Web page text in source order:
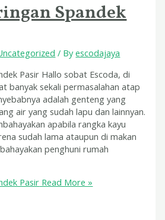
Spandek
/ Byescodajaya
Pasir Hallo sobat Escoda, di
banyak sekali permasalahan atap
adalah genteng yang
air yang sudah lapu dan lainnyan.
apabila rangka kayu
sudah lama ataupun di makan
penghuni rumah
Pasir Read More »